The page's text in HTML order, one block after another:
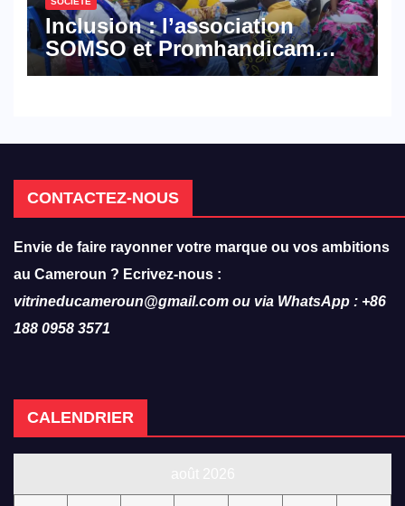
Inclusion : l’association
SOMSO et Promhandicam
militent en faveur d’une
CONTACTEZ-NOUS
Envie de faire rayonner votre marque ou vos ambitions
au Cameroun ? Ecrivez-nous :
vitrineducameroun@gmail.com ou via WhatsApp : +86
188 0958 3571
CALENDRIER